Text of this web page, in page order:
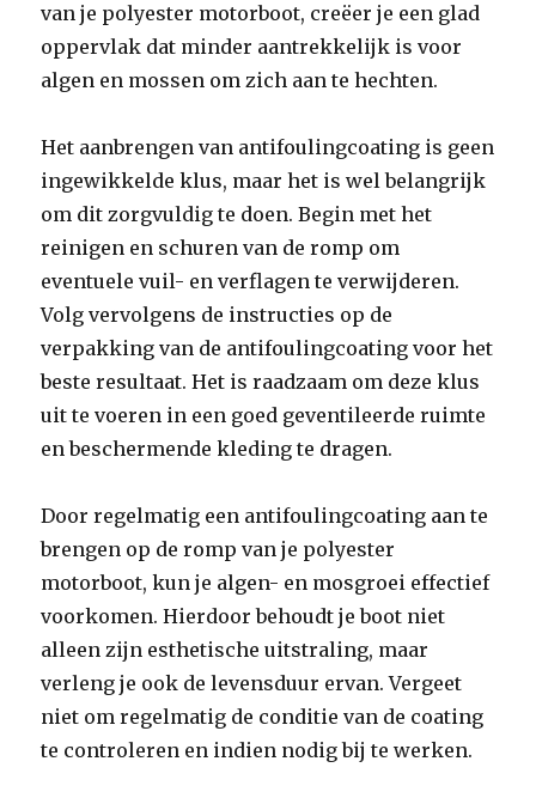
van je polyester motorboot, creëer je een glad
oppervlak dat minder aantrekkelijk is voor
algen en mossen om zich aan te hechten.
Het aanbrengen van antifoulingcoating is geen
ingewikkelde klus, maar het is wel belangrijk
om dit zorgvuldig te doen. Begin met het
reinigen en schuren van de romp om
eventuele vuil- en verflagen te verwijderen.
Volg vervolgens de instructies op de
verpakking van de antifoulingcoating voor het
beste resultaat. Het is raadzaam om deze klus
uit te voeren in een goed geventileerde ruimte
en beschermende kleding te dragen.
Door regelmatig een antifoulingcoating aan te
brengen op de romp van je polyester
motorboot, kun je algen- en mosgroei effectief
voorkomen. Hierdoor behoudt je boot niet
alleen zijn esthetische uitstraling, maar
verleng je ook de levensduur ervan. Vergeet
niet om regelmatig de conditie van de coating
te controleren en indien nodig bij te werken.